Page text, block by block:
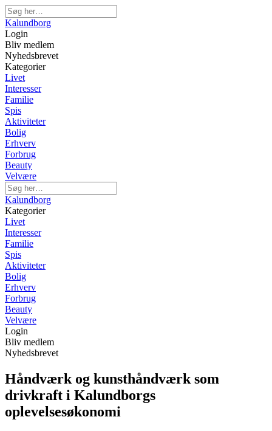
Kalundborg
Login
Bliv medlem
Nyhedsbrevet
Kategorier
Livet
Interesser
Familie
Spis
Aktiviteter
Bolig
Erhverv
Forbrug
Beauty
Velvære
Kalundborg
Kategorier
Livet
Interesser
Familie
Spis
Aktiviteter
Bolig
Erhverv
Forbrug
Beauty
Velvære
Login
Bliv medlem
Nyhedsbrevet
Håndværk og kunsthåndværk som
drivkraft i Kalundborgs
oplevelsesøkonomi